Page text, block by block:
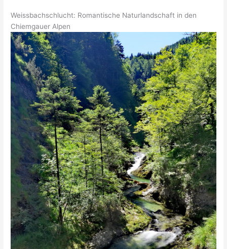
Weissbachschlucht: Romantische Naturlandschaft in den
Chiemgauer Alpen